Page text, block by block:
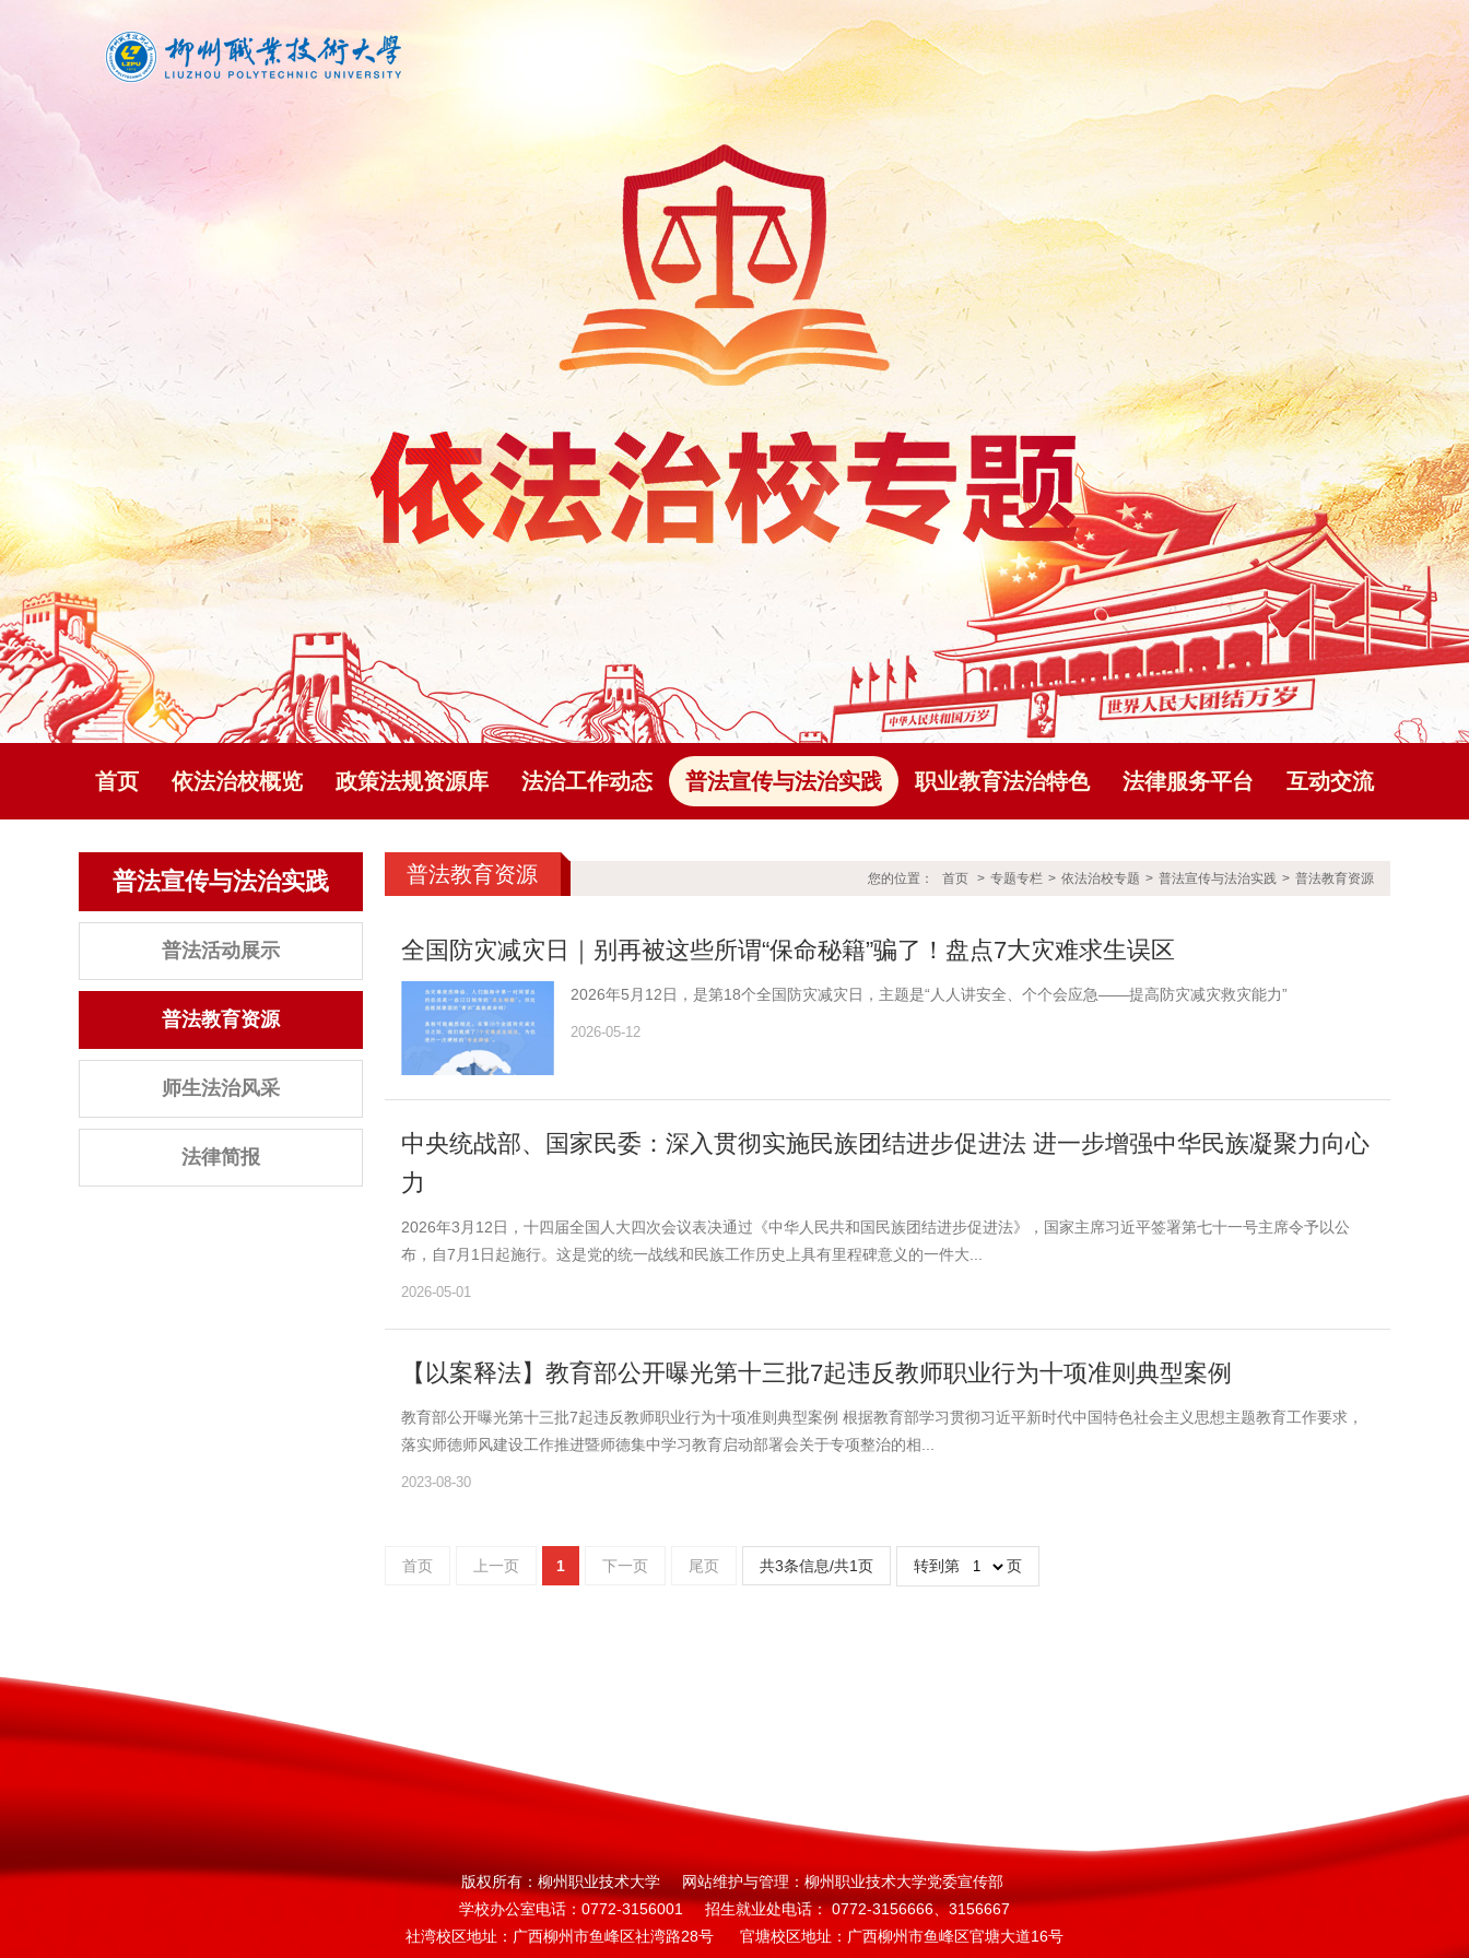
首页 依法治校概览 政策法规资源库 法治工作动态 普法宣传与法治实践 职业教育法治特色 法律服务平台 互动交流
普法宣传与法治实践
普法活动展示
普法教育资源
师生法治风采
法律简报
您的位置： 首页 > 专题专栏 > 依法治校专题 > 普法宣传与法治实践 > 普法教育资源
普法教育资源
全国防灾减灾日｜别再被这些所谓“保命秘籍”骗了！盘点7大灾难求生误区
2026年5月12日，是第18个全国防灾减灾日，主题是“人人讲安全、个个会应急——提高防灾减灾救灾能力”
2026-05-12
中央统战部、国家民委：深入贯彻实施民族团结进步促进法 进一步增强中华民族凝聚力向心
力
2026年3月12日，十四届全国人大四次会议表决通过《中华人民共和国民族团结进步促进法》，国家主席习近平签署第七十一号主席令予以公
布，自7月1日起施行。这是党的统一战线和民族工作历史上具有里程碑意义的一件大...
2026-05-01
【以案释法】教育部公开曝光第十三批7起违反教师职业行为十项准则典型案例
教育部公开曝光第十三批7起违反教师职业行为十项准则典型案例 根据教育部学习贯彻习近平新时代中国特色社会主义思想主题教育工作要求，
落实师德师风建设工作推进暨师德集中学习教育启动部署会关于专项整治的相...
2023-08-30
首页 上一页 1 下一页 尾页 共3条信息/共1页 转到第 页
版权所有：柳州职业技术大学 网站维护与管理：柳州职业技术大学党委宣传部
学校办公室电话：0772-3156001 招生就业处电话： 0772-3156666、3156667
社湾校区地址：广西柳州市鱼峰区社湾路28号 官塘校区地址：广西柳州市鱼峰区官塘大道16号